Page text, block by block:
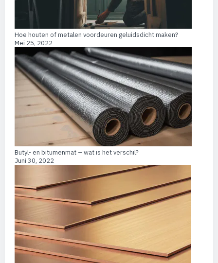
Hoe houten of metalen voordeuren geluidsdicht maken?
Mei 25, 2022
Butyl- en bitumenmat – wat is het verschil?
Juni 30, 2022